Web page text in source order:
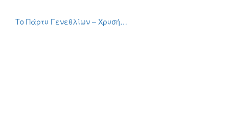
Το Πάρτυ Γενεθλίων – Χρυσή…